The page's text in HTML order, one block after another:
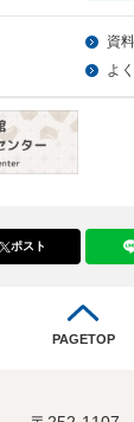
資
よ
ポスト
PAGETOP